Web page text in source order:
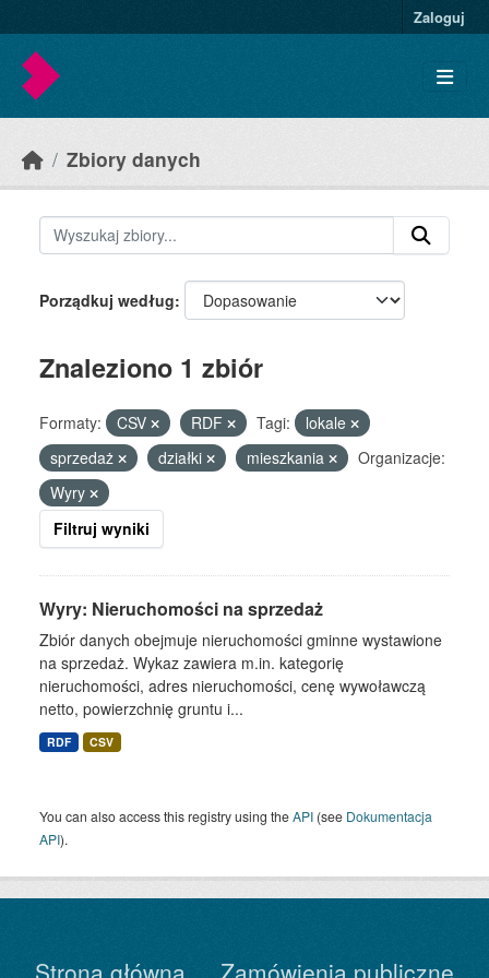
Zaloguj
Zbiory danych
Porządkuj według
Znaleziono 1 zbiór
Formaty: CSV RDF Tagi:
lokale
sprzedaż
działki mieszkania
Organizacje:
Wyry
Filtruj wyniki
Wyry: Nieruchomości na sprzedaż
Zbiór danych obejmuje nieruchomości gminne wystawione
na sprzedaż. Wykaz zawiera m.in. kategorię
nieruchomości, adres nieruchomości, cenę wywoławczą
netto, powierzchnię gruntu i...
RDF CSV
You can also access this registry using theAPI (see Dokumentacja
API).
Strona główna Zamówienia publiczne